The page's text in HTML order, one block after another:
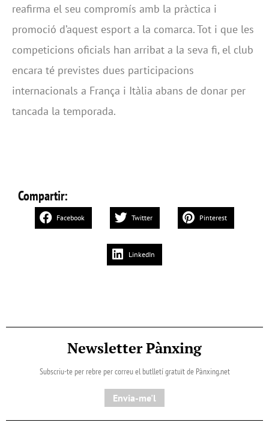
reafirma el seu compromís amb la pràctica i
promoció d’aquest esport a la comarca. Tot i que les
competicions oficials han arribat a la seva fi, el club
encara té previstes dues participacions
internacionals a França i Itàlia abans de donar per
tancada la temporada.
Compartir:
Facebook Twitter Pinterest
LinkedIn
Newsletter Pànxing
Subscriu-te per rebre per correu el butlletí gratuït de Pànxing.net​
Envia-me'l